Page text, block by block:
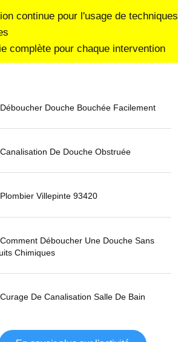
continue pour l'usage de techniques
complète pour chaque intervention
Déboucher Douche Bouchée Facilement
Canalisation De Douche Obstruée
Plombier Villepinte 93420
Comment Déboucher Une Douche Sans
Chimiques
Curage De Canalisation Salle De Bain